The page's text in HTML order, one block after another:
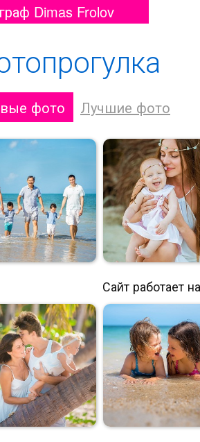
Dimas Frolov
фото Лучшие фото
Отцы и дети Детки на
Сайт работает